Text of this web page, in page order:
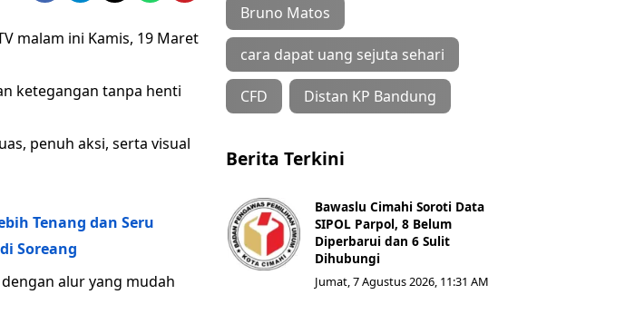
malam ini Kamis, 19 Maret
ketegangan tanpa henti
penuh aksi, serta visual
Tenang dan Seru
Soreang
alur yang mudah
Bruno Matos
cara dapat uang sejuta sehari
CFD Distan KP Bandung
Berita Terkini
Bawaslu Cimahi Soroti Data
SIPOL Parpol, 8 Belum
Diperbarui dan 6 Sulit
Dihubungi
Jumat, 7 Agustus 2026, 11:31 AM